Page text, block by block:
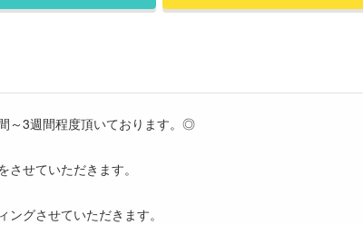
～3週間程度頂いております。◎
せていただきます。
グさせていただきます。